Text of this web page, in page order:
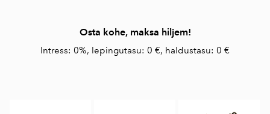
Osta kohe, maksa hiljem!
Intress: 0%, lepingutasu: 0 €, haldustasu: 0 €